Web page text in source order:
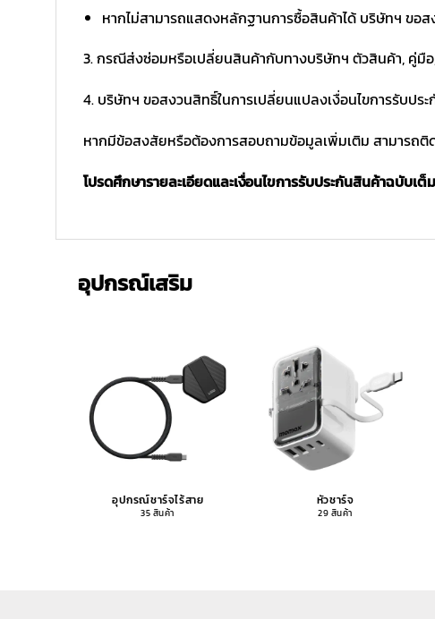
หากไม่สามารถแสดงหลักฐานการซื้อสินค้าได้ บริษัทฯ ขอ
3. กรณีส่งซ่อมหรือเปลี่ยนสินค้ากับทางบริษัทฯ ตัวสินค้า,
4. บริษัทฯ ขอสงวนสิทธิ์ในการเปลี่ยนแปลงเงื่อนไขการรับปร
หากมีข้อสงสัยหรือต้องการสอบถามข้อมูลเพิ่มเติม สามารถติ
โปรดศึกษารายละเอียดและเงื่อนไขการรับประกันสินค้าฉบับเต็
อุปกรณ์เสริม
อุปกรณ์ชาร์จไร้สาย
35 สินค้า
หัวชาร์จ
29 สินค้า